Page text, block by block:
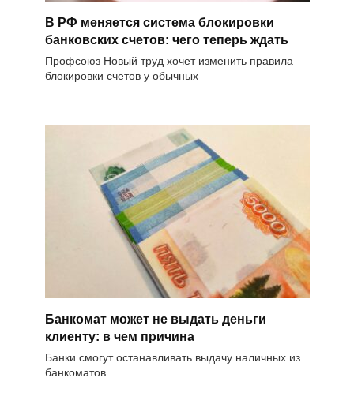
В РФ меняется система блокировки
банковских счетов: чего теперь ждать
Профсоюз Новый труд хочет изменить правила
блокировки счетов у обычных
Банкомат может не выдать деньги
клиенту: в чем причина
Банки смогут останавливать выдачу наличных из
банкоматов.